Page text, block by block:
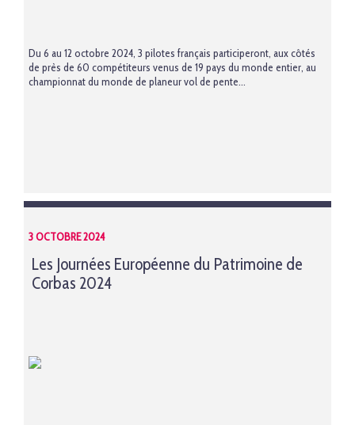
Du 6 au 12 octobre 2024, 3 pilotes français participeront, aux côtés
de près de 60 compétiteurs venus de 19 pays du monde entier, au
championnat du monde de planeur vol de pente...
3 OCTOBRE 2024
Les Journées Européenne du Patrimoine de
Corbas 2024